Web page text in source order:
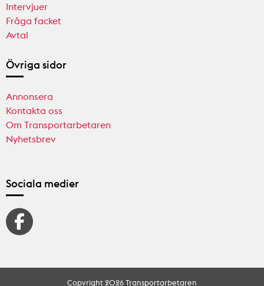
Intervjuer
Fråga facket
Avtal
Övriga sidor
Annonsera
Kontakta oss
Om Transportarbetaren
Nyhetsbrev
Sociala medier
Copyright 2026 Transportarbetaren